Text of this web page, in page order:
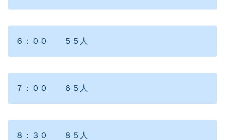
６：００ ５５人
７：００ ６５人
８：３０ ８５人